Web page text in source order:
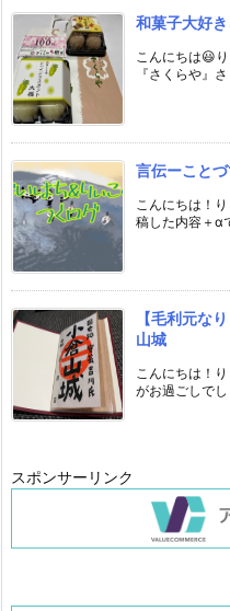
和菓子大好き
こんにちは😃
『さくらや』さ
言伝ーこと
こんにちは！
稿した内容＋α
【毛利元な
山城
こんにちは！
がお過ごしで
スポンサーリンク